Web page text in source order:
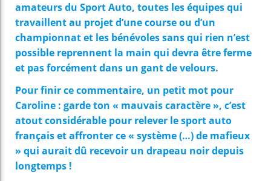
amateurs du Sport Auto, toutes les équipes qui
travaillent au projet d’une course ou d’un
championnat et les bénévoles sans qui rien n’est
possible reprennent la main qui devra être ferme
et pas forcément dans un gant de velours.
Pour finir ce commentaire, un petit mot pour
Caroline : garde ton « mauvais caractère », c’est
atout considérable pour relever le sport auto
français et affronter ce « système (…) de mafieux
» qui aurait dû recevoir un drapeau noir depuis
longtemps !